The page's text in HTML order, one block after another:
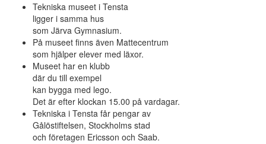
Tekniska museet i Tensta
ligger i samma hus
som Järva Gymnasium.
På museet finns även Mattecentrum
som hjälper elever med läxor.
Museet har en klubb
där du till exempel
kan bygga med lego.
Det är efter klockan 15.00 på vardagar.
Tekniska i Tensta får pengar av
Gålöstiftelsen, Stockholms stad
och företagen Ericsson och Saab.